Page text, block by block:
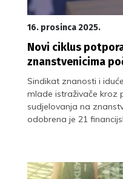
16. prosinca 2025.
Novi ciklus
znanstvenicima
Sindikat znanosti i
mlade istraživače kroz
sudjelovanja na
odobrena je 21